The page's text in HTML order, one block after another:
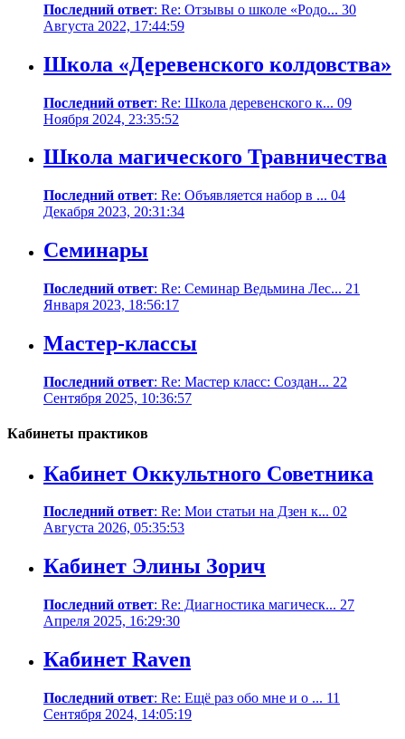
Последний ответ: Re: Отзывы о школе «Родо... 30
Августа 2022, 17:44:59
Школа «Деревенского колдовства»
Последний ответ: Re: Школа деревенского к... 09
Ноября 2024, 23:35:52
Школа магического Травничества
Последний ответ: Re: Объявляется набор в ... 04
Декабря 2023, 20:31:34
Семинары
Последний ответ: Re: Семинар Ведьмина Лес... 21
Января 2023, 18:56:17
Мастер-классы
Последний ответ: Re: Мастер класс: Создан... 22
Сентября 2025, 10:36:57
Кабинеты практиков
Кабинет Оккультного Советника
Последний ответ: Re: Мои статьи на Дзен к... 02
Августа 2026, 05:35:53
Кабинет Элины Зорич
Последний ответ: Re: Диагностика магическ... 27
Апреля 2025, 16:29:30
Кабинет Raven
Последний ответ: Re: Ещё раз обо мне и о ... 11
Сентября 2024, 14:05:19